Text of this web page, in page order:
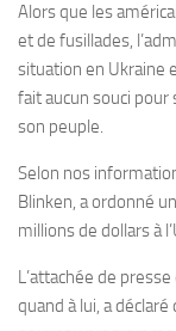
Alors que les
et de fusillades,
situation en Ukraine
fait aucun souci
son peuple.
Selon nos
Blinken, a ordonné
millions de dollars à
L’attachée de
quand à lui, a